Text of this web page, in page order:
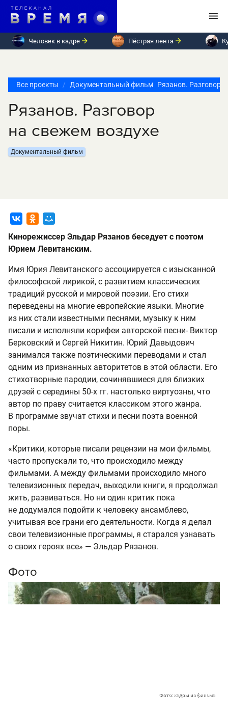
Человек в кадре Пёстрая лента
Все проекты Документальный фильм Рязанов. Разговор
Рязанов. Разговор
на свежем воздухе
Документальный фильм
Кинорежиссер Эльдар Рязанов беседует с поэтом
Юрием Левитанским.
Имя Юрия Левитанского ассоциируется с изысканной
философской лирикой, с развитием классических
традиций русской и мировой поэзии. Его стихи
переведены на многие европейские языки. Многие
из них стали известными песнями, музыку к ним
писали и исполняли корифеи авторской песни- Виктор
Берковский и Сергей Никитин. Юрий Давыдович
занимался также поэтическими переводами и стал
одним из признанных авторитетов в этой области. Его
стихотворные пародии, сочинявшиеся для близких
друзей с середины 50-х гг. настолько виртуозны, что
автор по праву считается классиком этого жанра.
В программе звучат стихи и песни поэта военной
поры.
«Критики, которые писали рецензии на мои фильмы,
часто пропускали то, что происходило между
фильмами. А между фильмами происходило много
телевизионных передач, выходили книги, я продолжал
жить, развиваться. Но ни один критик пока
не додумался подойти к человеку ансамблево,
учитывая все грани его деятельности. Когда я делал
свои телевизионные программы, я старался узнавать
о своих героях все» — Эльдар Рязанов.
Фото
Фото: кадры из фильма